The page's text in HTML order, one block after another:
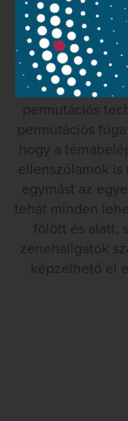
szétdobálva
egyszerre
ami – Alfred
fényűző
permutációs
permutációs
hogy a
ellenszólamok is
egymást az
tehát minden
fölött és alatt,
zenehallgatók
képzelhető el